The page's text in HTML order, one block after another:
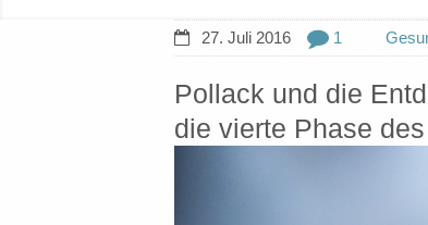
27. Juli 2016 1
Pollack und die
die vierte Phase